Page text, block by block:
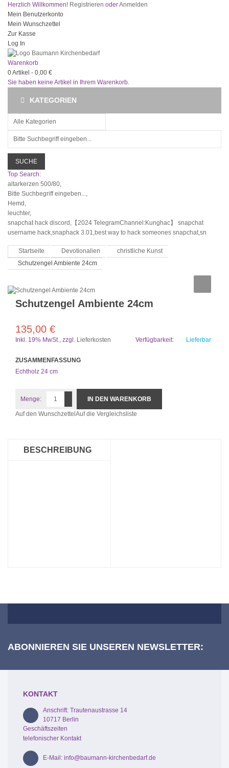
Herzlich Willkommen! Registrieren oderAnmelden
Mein Benutzerkonto
Mein Wunschzettel
Zur Kasse
Log In
Warenkorb
0Artikel - 0,00 €
Sie haben keine Artikel in Ihrem Warenkorb.
KATEGORIEN
SUCHE
Top Search:
altarkerzen 500/80,
Bitte Suchbegriff eingeben...,
Hemd,
leuchter,
snapchat hack discord,【2024 TelegramChannel:Kunghac】 snapchat
username hack,snaphack 3.01,best way to hack someones snapchat,sn
Startseite Devotionalien
christliche Kunst
Schutzengel Ambiente 24cm
Schutzengel Ambiente 24cm
135,00 €
Inkl. 19% MwSt. zzgl. Lieferkosten Verfügbarkeit: Lieferbar
ZUSAMMENFASSUNG
Echtholz 24 cm
Menge: IN DEN WARENKORB
Auf den WunschzettelAuf die Vergleichsliste
BESCHREIBUNG
ABONNIEREN SIE UNSEREN NEWSLETTER:
KONTAKT
Anschrift: Trautenaustrasse 14
10717 Berlin
Geschäftszeiten
telefonischer Kontakt
E-Mail: info@baumann-kirchenbedarf.de